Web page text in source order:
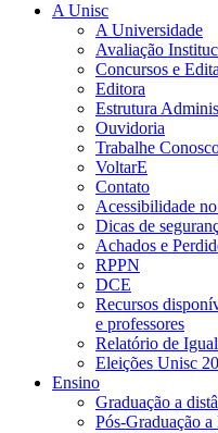
A Unisc
A Universidade
Avaliação
Concursos e
Editora
Estrutura
Ouvidoria
Trabalhe
VoltarE
Contato
Acessibilidade
Dicas de
Achados e
RPPN
DCE
Recursos
e professores
Relatório de
Eleições Unisc
Ensino
Graduação a
Pós-Graduação a